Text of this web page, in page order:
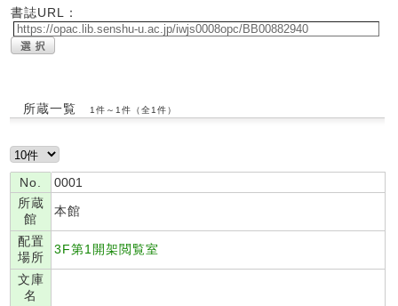
書誌URL：
所蔵一覧 1件～1件（全1件）
No.
0001
所蔵
館
本館
配置
場所
3F第1開架閲覧室
文庫
名